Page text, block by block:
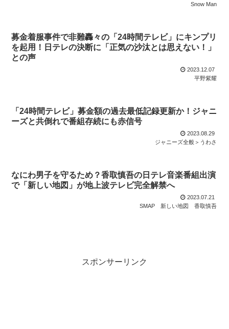
Snow Man
募金着服事件で非難轟々の「24時間テレビ」にキンプリ
を起用！日テレの決断に「正気の沙汰とは思えない！」
との声
2023.12.07
平野紫耀
「24時間テレビ」募金額の過去最低記録更新か！ジャニ
ーズと共倒れで番組存続にも赤信号
2023.08.29
ジャニーズ全般＞うわさ
なにわ男子を守るため？香取慎吾の日テレ音楽番組出演
で「新しい地図」が地上波テレビ完全解禁へ
2023.07.21
SMAP
新しい地図 香取慎吾
スポンサーリンク